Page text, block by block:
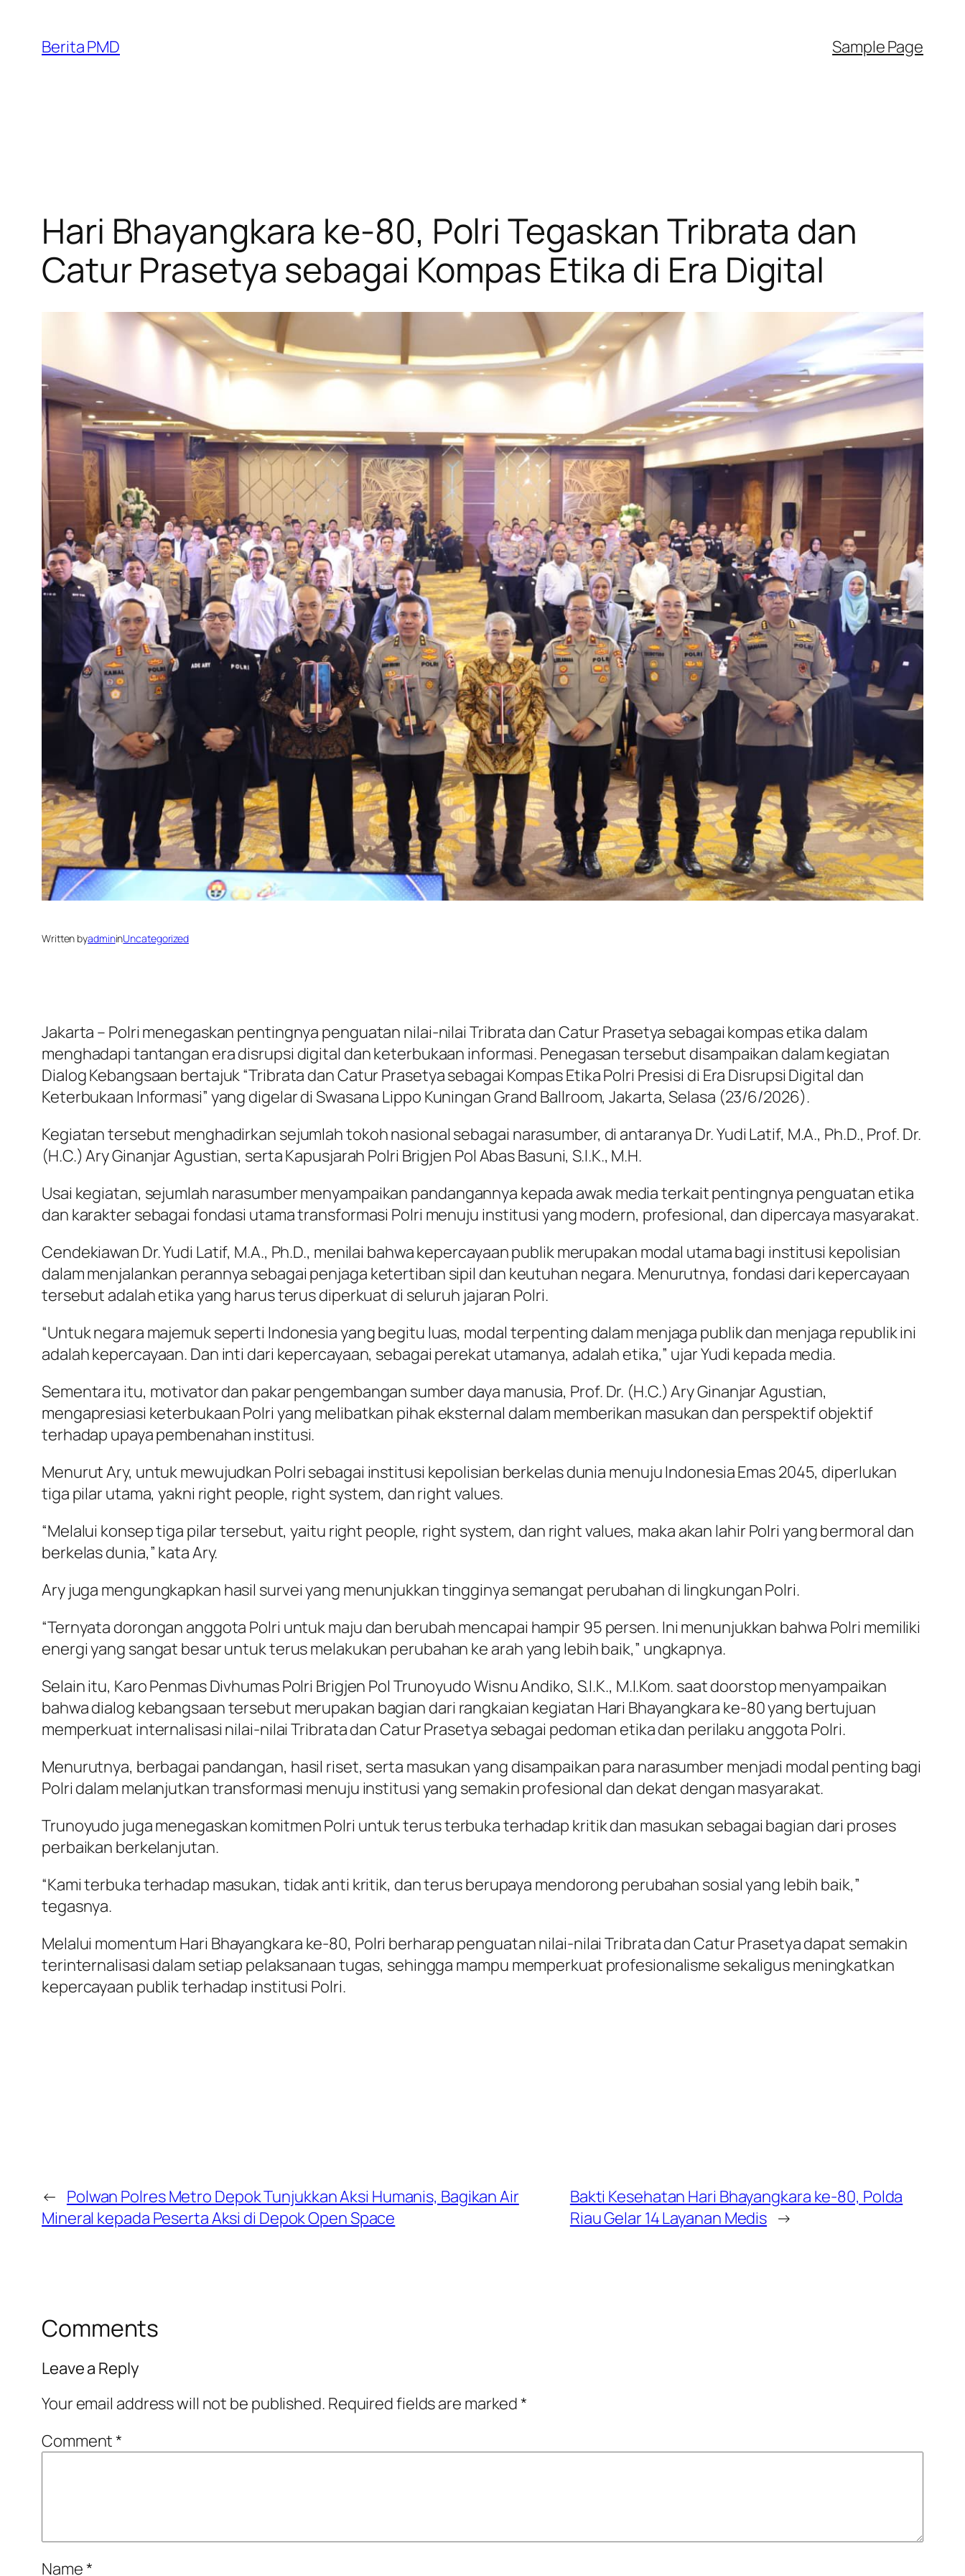
content
Berita PMD Sample Page
Hari Bhayangkara ke-80, Polri Tegaskan Tribrata dan
Catur Prasetya sebagai Kompas Etika di Era Digital
Written byadmininUncategorized
Jakarta – Polri menegaskan pentingnya penguatan nilai-nilai Tribrata dan Catur Prasetya sebagai kompas etika dalam
menghadapi tantangan era disrupsi digital dan keterbukaan informasi. Penegasan tersebut disampaikan dalam kegiatan
Dialog Kebangsaan bertajuk “Tribrata dan Catur Prasetya sebagai Kompas Etika Polri Presisi di Era Disrupsi Digital dan
Keterbukaan Informasi” yang digelar di Swasana Lippo Kuningan Grand Ballroom, Jakarta, Selasa (23/6/2026).
Kegiatan tersebut menghadirkan sejumlah tokoh nasional sebagai narasumber, di antaranya Dr. Yudi Latif, M.A., Ph.D., Prof. Dr.
(H.C.) Ary Ginanjar Agustian, serta Kapusjarah Polri Brigjen Pol Abas Basuni, S.I.K., M.H.
Usai kegiatan, sejumlah narasumber menyampaikan pandangannya kepada awak media terkait pentingnya penguatan etika
dan karakter sebagai fondasi utama transformasi Polri menuju institusi yang modern, profesional, dan dipercaya masyarakat.
Cendekiawan Dr. Yudi Latif, M.A., Ph.D., menilai bahwa kepercayaan publik merupakan modal utama bagi institusi kepolisian
dalam menjalankan perannya sebagai penjaga ketertiban sipil dan keutuhan negara. Menurutnya, fondasi dari kepercayaan
tersebut adalah etika yang harus terus diperkuat di seluruh jajaran Polri.
“Untuk negara majemuk seperti Indonesia yang begitu luas, modal terpenting dalam menjaga publik dan menjaga republik ini
adalah kepercayaan. Dan inti dari kepercayaan, sebagai perekat utamanya, adalah etika,” ujar Yudi kepada media.
Sementara itu, motivator dan pakar pengembangan sumber daya manusia, Prof. Dr. (H.C.) Ary Ginanjar Agustian,
mengapresiasi keterbukaan Polri yang melibatkan pihak eksternal dalam memberikan masukan dan perspektif objektif
terhadap upaya pembenahan institusi.
Menurut Ary, untuk mewujudkan Polri sebagai institusi kepolisian berkelas dunia menuju Indonesia Emas 2045, diperlukan
tiga pilar utama, yakni right people, right system, dan right values.
“Melalui konsep tiga pilar tersebut, yaitu right people, right system, dan right values, maka akan lahir Polri yang bermoral dan
berkelas dunia,” kata Ary.
Ary juga mengungkapkan hasil survei yang menunjukkan tingginya semangat perubahan di lingkungan Polri.
“Ternyata dorongan anggota Polri untuk maju dan berubah mencapai hampir 95 persen. Ini menunjukkan bahwa Polri memiliki
energi yang sangat besar untuk terus melakukan perubahan ke arah yang lebih baik,” ungkapnya.
Selain itu, Karo Penmas Divhumas Polri Brigjen Pol Trunoyudo Wisnu Andiko, S.I.K., M.I.Kom. saat doorstop menyampaikan
bahwa dialog kebangsaan tersebut merupakan bagian dari rangkaian kegiatan Hari Bhayangkara ke-80 yang bertujuan
memperkuat internalisasi nilai-nilai Tribrata dan Catur Prasetya sebagai pedoman etika dan perilaku anggota Polri.
Menurutnya, berbagai pandangan, hasil riset, serta masukan yang disampaikan para narasumber menjadi modal penting bagi
Polri dalam melanjutkan transformasi menuju institusi yang semakin profesional dan dekat dengan masyarakat.
Trunoyudo juga menegaskan komitmen Polri untuk terus terbuka terhadap kritik dan masukan sebagai bagian dari proses
perbaikan berkelanjutan.
“Kami terbuka terhadap masukan, tidak anti kritik, dan terus berupaya mendorong perubahan sosial yang lebih baik,”
tegasnya.
Melalui momentum Hari Bhayangkara ke-80, Polri berharap penguatan nilai-nilai Tribrata dan Catur Prasetya dapat semakin
terinternalisasi dalam setiap pelaksanaan tugas, sehingga mampu memperkuat profesionalisme sekaligus meningkatkan
kepercayaan publik terhadap institusi Polri.
← Polwan Polres Metro Depok Tunjukkan Aksi Humanis, Bagikan Air
Mineral kepada Peserta Aksi di Depok Open Space
Bakti Kesehatan Hari Bhayangkara ke-80, Polda
Riau Gelar 14 Layanan Medis →
Comments
Leave a Reply
Your email address will not be published. Required fields are marked*
Comment*
Name*